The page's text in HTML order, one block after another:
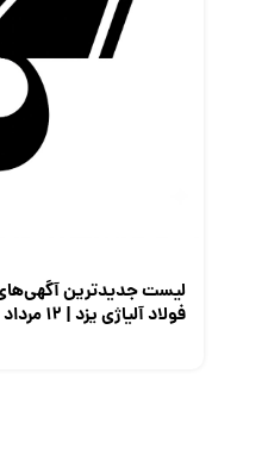
لیست جدیدترین
فولاد آلیاژی یزد | ۱۲ مرداد ۱۴۰۵